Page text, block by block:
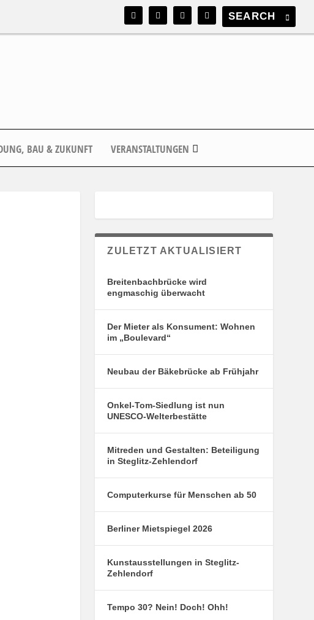
BAU & ZUKUNFT VERANSTALTUNGEN
ZULETZT AKTUALISIERT
Breitenbachbrücke wird
engmaschig überwacht
Der Mieter als Konsument: Wohnen
im „Boulevard“
Neubau der Bäkebrücke ab Frühjahr
Onkel-Tom-Siedlung ist nun
UNESCO-Welterbestätte
Mitreden und Gestalten: Beteiligung
in Steglitz-Zehlendorf
Computerkurse für Menschen ab 50
Berliner Mietspiegel 2026
Kunstausstellungen in Steglitz-
Zehlendorf
Tempo 30? Nein! Doch! Ohh!